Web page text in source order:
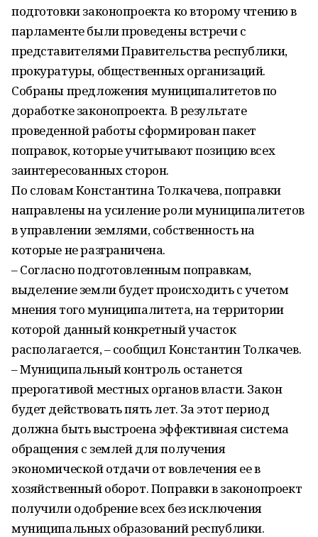
подготовки законопроекта ко второму чтению в
парламенте были проведены встречи с
представителями Правительства республики,
прокуратуры, общественных организаций.
Собраны предложения муниципалитетов по
доработке законопроекта. В результате
проведенной работы сформирован пакет
поправок, которые учитывают позицию всех
заинтересованных сторон.
По словам Константина Толкачева, поправки
направлены на усиление роли муниципалитетов
в управлении землями, собственность на
которые не разграничена.
– Согласно подготовленным поправкам,
выделение земли будет происходить с учетом
мнения того муниципалитета, на территории
которой данный конкретный участок
располагается, – сообщил Константин Толкачев.
– Муниципальный контроль останется
прерогативой местных органов власти. Закон
будет действовать пять лет. За этот период
должна быть выстроена эффективная система
обращения с землей для получения
экономической отдачи от вовлечения ее в
хозяйственный оборот. Поправки в законопроект
получили одобрение всех без исключения
муниципальных образований республики.